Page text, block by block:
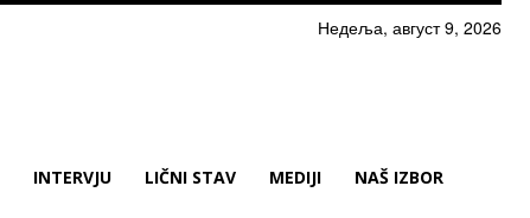
Недеља, август 9, 2026
INTERVJU LIČNI STAV MEDIJI NAŠ IZBOR